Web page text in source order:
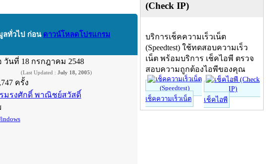
ลทั่วไป ก่อน ดาวน์โหลดโปรแกรม
วันที่ 18 กรกฎาคม 2548
(Last Updated : July 18, 2005)
ครั้ง
มรงศักดิ์ พาณิชย์สวัสดิ์
(Check IP)
บริการเช็คความเร็วเน็ต
(Speedtest) ใช้ทดสอบความเร็ว
เน็ต พร้อมบริการ เช็คไอพี ตรวจ
สอบความถูกต้องไอพีของคุณ
เช็คความเร็วเน็ต เช็คไอพี